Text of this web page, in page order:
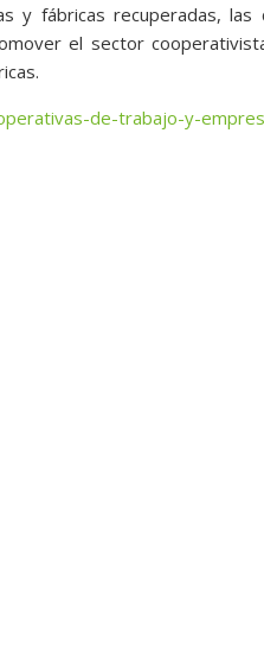
y fábricas recuperadas, las
el sector
de-trabajo-y-